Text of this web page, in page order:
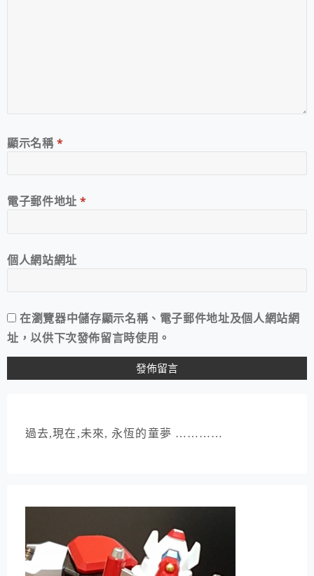
顯示名稱*
電子郵件地址*
個人網站網址
在瀏覽器中儲存顯示名稱、電子郵件地址及個人網站網
址，以供下次發佈留言時使用。
過去,現在,未來, 永恆的童夢 …………